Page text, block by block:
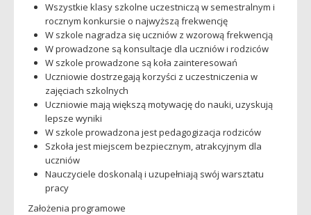
Wszystkie klasy szkolne uczestniczą w semestralnym i
rocznym konkursie o najwyższą frekwencję
W szkole nagradza się uczniów z wzorową frekwencją
W prowadzone są konsultacje dla uczniów i rodziców
W szkole prowadzone są koła zainteresowań
Uczniowie dostrzegają korzyści z uczestniczenia w
zajęciach szkolnych
Uczniowie mają większą motywację do nauki, uzyskują
lepsze wyniki
W szkole prowadzona jest pedagogizacja rodziców
Szkoła jest miejscem bezpiecznym, atrakcyjnym dla
uczniów
Nauczyciele doskonalą i uzupełniają swój warsztatu
pracy
Założenia programowe